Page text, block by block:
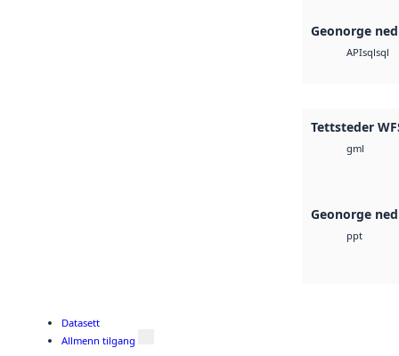
Geonorge
APIsqlsql
Tettsteder
gml
Geonorge
ppt
Datasett
Allmenn tilgang